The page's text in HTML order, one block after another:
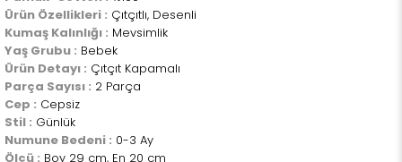
Ürün Özellikleri : Çıtçıtlı, Desenli
Kumaş Kalınlığı : Mevsimlik
Yaş Grubu : Bebek
Ürün Detayı : Çıtçıt Kapamalı
Parça Sayısı : 2 Parça
Cep : Cepsiz
Stil : Günlük
Numune Bedeni : 0-3 Ay
Ölçü : Boy 29 cm, En 20 cm